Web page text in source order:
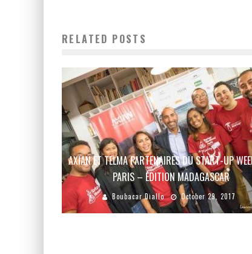
RELATED POSTS
AXIAN ET TELMA PARTENAIRES DU START-UP
PARIS – ÉDITION MADAGASCAR
Boubacar Diallo October 29, 2017